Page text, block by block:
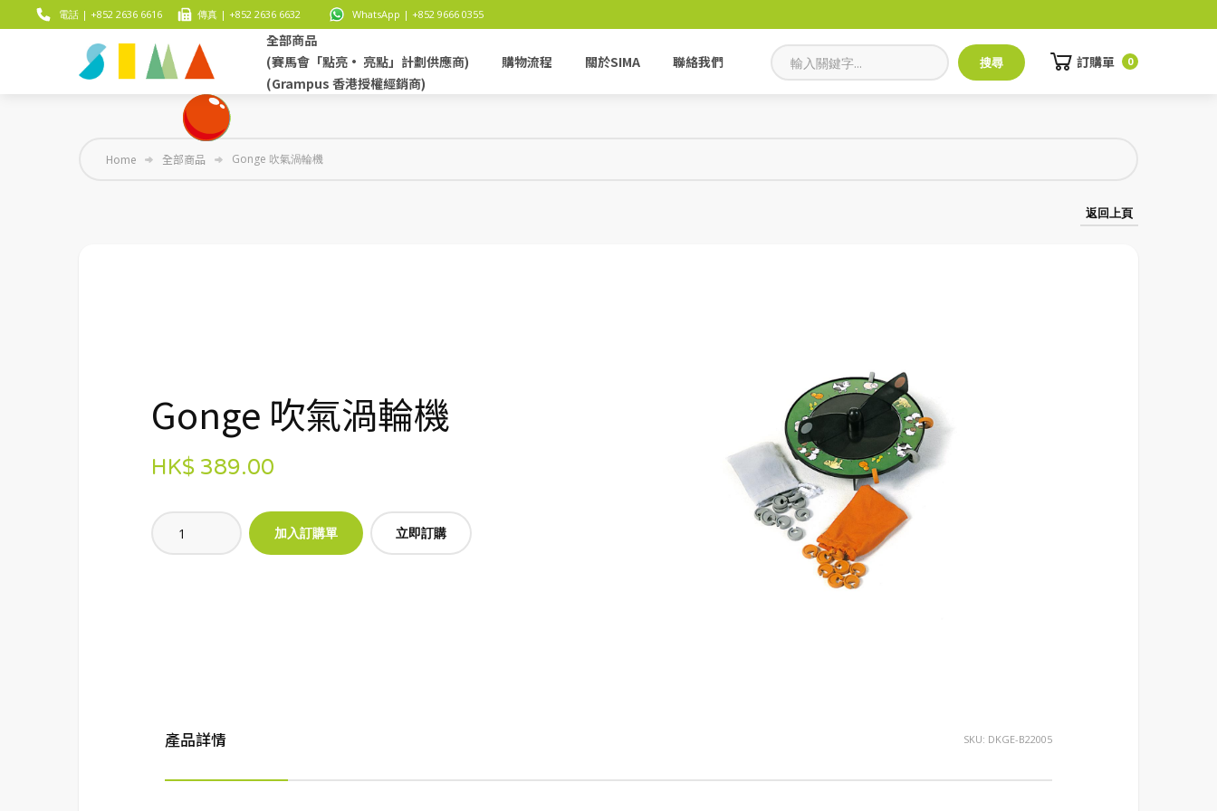
電話 | +852 2636 6616 傳真 | +852 2636 6632 WhatsApp | +852 9666 0355
全部商品
(賽馬會「點亮• 亮點」計劃供應商)
(Grampus 香港授權經銷商)
購物流程 關於SIMA 聯絡我們 訂購單 0
Home 全部商品 Gonge 吹氣渦輪機
返回上頁
Gonge 吹氣渦輪機
HK$ 389.00
立即訂購
產品詳情 SKU: DKGE-B22005